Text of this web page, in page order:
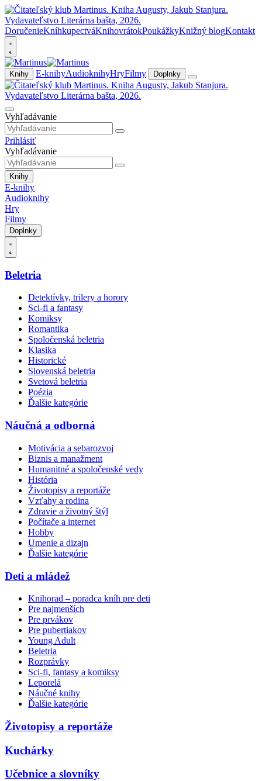
DoručenieKníhkupectváKnihovrátokPoukážkyKnižný blogKontakt
Knihy E-knihyAudioknihyHryFilmy Doplnky
Vyhľadávanie
Prihlásiť
Vyhľadávanie
Knihy
E-knihy
Audioknihy
Hry
Filmy
Doplnky
Beletria
Detektívky, trilery a horory
Sci-fi a fantasy
Komiksy
Romantika
Spoločenská beletria
Klasika
Historické
Slovenská beletria
Svetová beletria
Poézia
Ďalšie kategórie
Náučná a odborná
Motivácia a sebarozvoj
Biznis a manažment
Humanitné a spoločenské vedy
História
Životopisy a reportáže
Vzťahy a rodina
Zdravie a životný štýl
Počítače a internet
Hobby
Umenie a dizajn
Ďalšie kategórie
Deti a mládež
Knihorad – poradca kníh pre deti
Pre najmenších
Pre prvákov
Pre pubertiakov
Young Adult
Beletria
Rozprávky
Sci-fi, fantasy a komiksy
Leporelá
Náučné knihy
Ďalšie kategórie
Životopisy a reportáže
Kuchárky
Učebnice a slovníky